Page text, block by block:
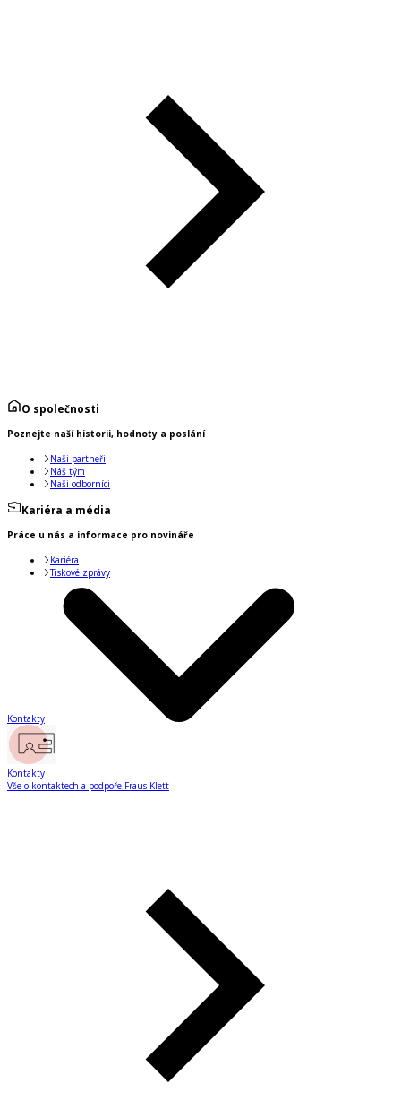
O společnosti
Poznejte naší historii, hodnoty a poslání
Naši partneři
Náš tým
Naši odborníci
Kariéra a média
Práce u nás a informace pro novináře
Kariéra
Tiskové zprávy
Kontakty
Kontakty
Vše o kontaktech a podpoře Fraus Klett